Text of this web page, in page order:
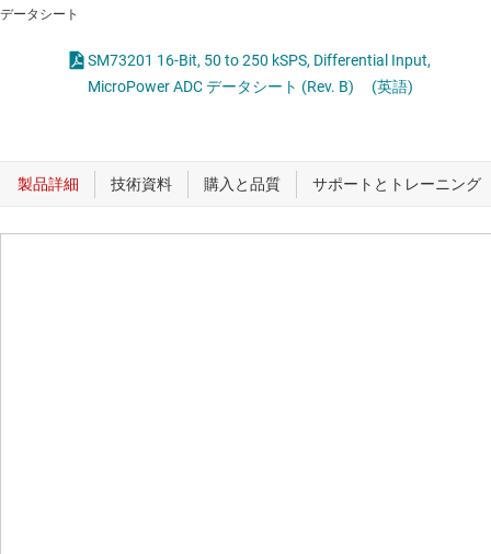
データシート
SM73201 16-Bit, 50 to 250 kSPS, Differential Input,
MicroPower ADC データシート (Rev. B)
(英語)